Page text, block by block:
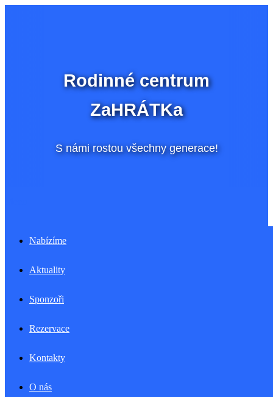
Rodinné centrum
ZaHRÁTKa
S námi rostou všechny generace!
Nabízíme
Aktuality
Sponzoři
Rezervace
Kontakty
O nás